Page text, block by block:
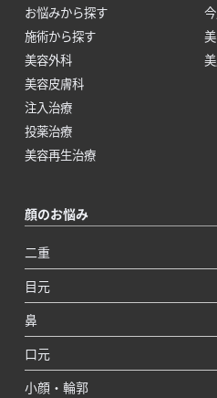
お悩みから探す
施術から探す
美容外科
美容皮膚科
注入治療
投薬治療
美容再生治療
顔のお悩み
二重
目元
鼻
口元
小顔・輪郭